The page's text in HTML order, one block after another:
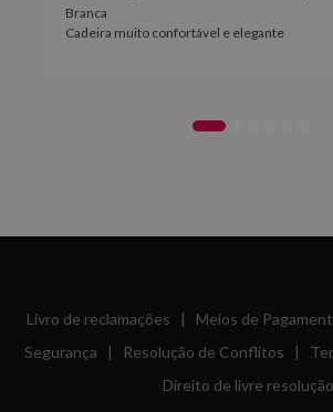
Branca
Cadeira muito confortável e elegante
Livro de reclamações | Meios de
Segurança | Resolução de Conflitos |
Direito de livre resolução